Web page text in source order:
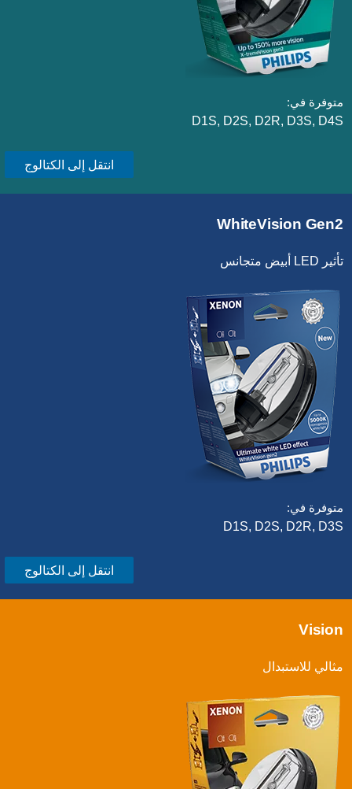
متوفرة في:
D1S, D2S, D2R, D3S, D4S
انتقل إلى الكتالوج
WhiteVision Gen2
تأثير LED أبيض متجانس
متوفرة في:
D1S, D2S, D2R, D3S
انتقل إلى الكتالوج
Vision
مثالي للاستبدال